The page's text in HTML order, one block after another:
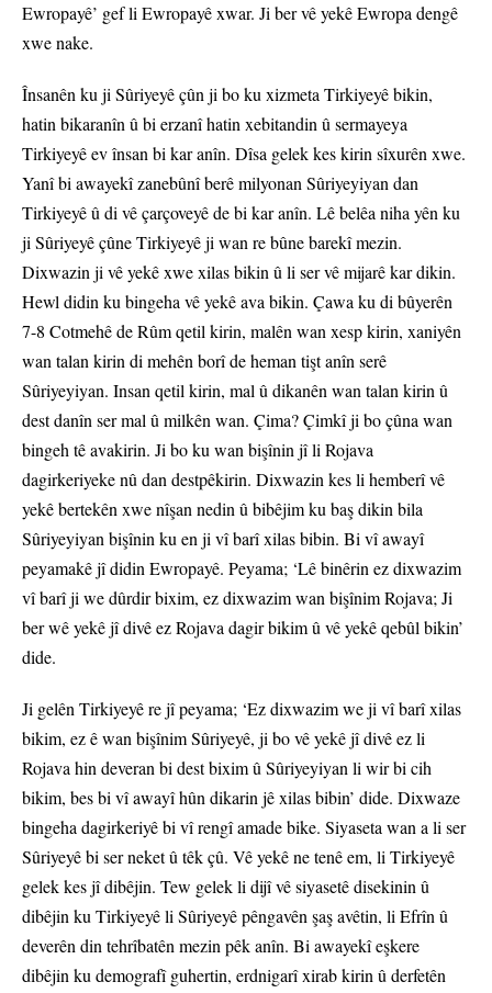
Ewropayê’ gef li Ewropayê xwar. Ji ber vê yekê Ewropa dengê
xwe nake.
Însanên ku ji Sûriyeyê çûn ji bo ku xizmeta Tirkiyeyê bikin,
hatin bikaranîn û bi erzanî hatin xebitandin û sermayeya
Tirkiyeyê ev însan bi kar anîn. Dîsa gelek kes kirin sîxurên xwe.
Yanî bi awayekî zanebûnî berê milyonan Sûriyeyiyan dan
Tirkiyeyê û di vê çarçoveyê de bi kar anîn. Lê belêa niha yên ku
ji Sûriyeyê çûne Tirkiyeyê ji wan re bûne barekî mezin.
Dixwazin ji vê yekê xwe xilas bikin û li ser vê mijarê kar dikin.
Hewl didin ku bingeha vê yekê ava bikin. Çawa ku di bûyerên
7-8 Cotmehê de Rûm qetil kirin, malên wan xesp kirin, xaniyên
wan talan kirin di mehên borî de heman tişt anîn serê
Sûriyeyiyan. Insan qetil kirin, mal û dikanên wan talan kirin û
dest danîn ser mal û milkên wan. Çima? Çimkî ji bo çûna wan
bingeh tê avakirin. Ji bo ku wan bişînin jî li Rojava
dagirkeriyeke nû dan destpêkirin. Dixwazin kes li hemberî vê
yekê bertekên xwe nîşan nedin û bibêjim ku baş dikin bila
Sûriyeyiyan bişînin ku en ji vî barî xilas bibin. Bi vî awayî
peyamakê jî didin Ewropayê. Peyama; ‘Lê binêrin ez dixwazim
vî barî ji we dûrdir bixim, ez dixwazim wan bişînim Rojava; Ji
ber wê yekê jî divê ez Rojava dagir bikim û vê yekê qebûl bikin’
dide.
Ji gelên Tirkiyeyê re jî peyama; ‘Ez dixwazim we ji vî barî xilas
bikim, ez ê wan bişînim Sûriyeyê, ji bo vê yekê jî divê ez li
Rojava hin deveran bi dest bixim û Sûriyeyiyan li wir bi cih
bikim, bes bi vî awayî hûn dikarin jê xilas bibin’ dide. Dixwaze
bingeha dagirkeriyê bi vî rengî amade bike. Siyaseta wan a li ser
Sûriyeyê bi ser neket û têk çû. Vê yekê ne tenê em, li Tirkiyeyê
gelek kes jî dibêjin. Tew gelek li dijî vê siyasetê disekinin û
dibêjin ku Tirkiyeyê li Sûriyeyê pêngavên şaş avêtin, li Efrîn û
deverên din tehrîbatên mezin pêk anîn. Bi awayekî eşkere
dibêjin ku demografî guhertin, erdnigarî xirab kirin û derfetên